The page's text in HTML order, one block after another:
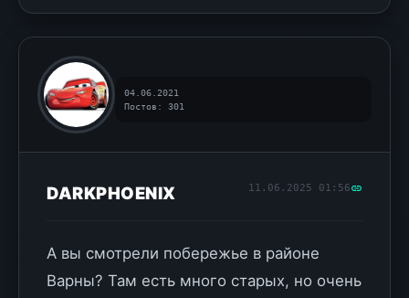
04.06.2021
Постов: 301
DARKPHOENIX 11.06.2025 01:56
А вы смотрели побережье в районе
Варны? Там есть много старых, но очень